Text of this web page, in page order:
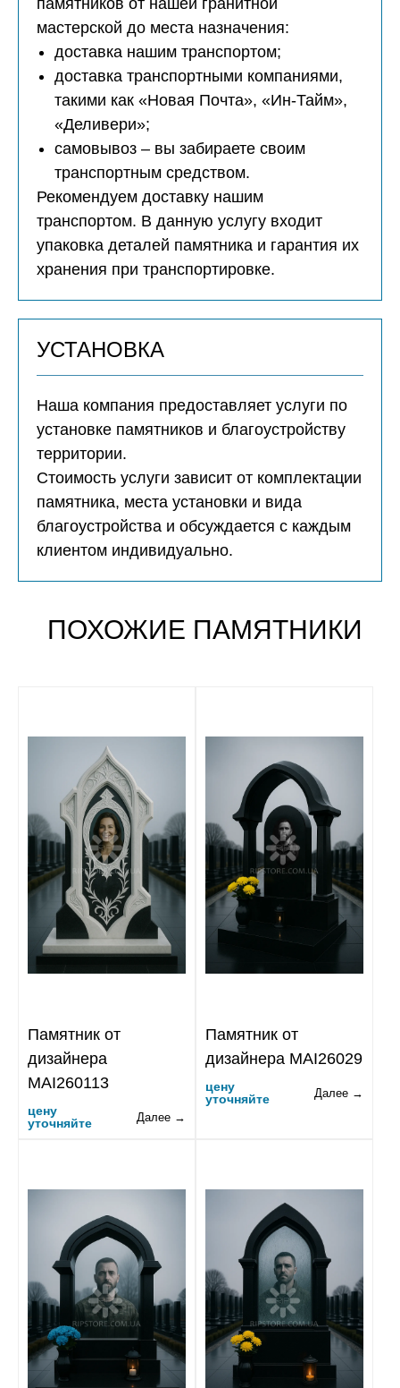
памятников от нашей гранитной
мастерской до места назначения:
доставка нашим транспортом;
доставка транспортными компаниями,
такими как «Новая Почта», «Ин-Тайм»,
«Деливери»;
самовывоз – вы забираете своим
транспортным средством.
Рекомендуем доставку нашим
транспортом. В данную услугу входит
упаковка деталей памятника и гарантия их
хранения при транспортировке.
УСТАНОВКА
Наша компания предоставляет услуги по
установке памятников и благоустройству
территории.
Стоимость услуги зависит от комплектации
памятника, места установки и вида
благоустройства и обсуждается с каждым
клиентом индивидуально.
ПОХОЖИЕ ПАМЯТНИКИ
Памятник от
дизайнера
MAI260113
цену
уточняйте
Далее →
Памятник от
дизайнера MAI26029
цену
уточняйте
Далее →